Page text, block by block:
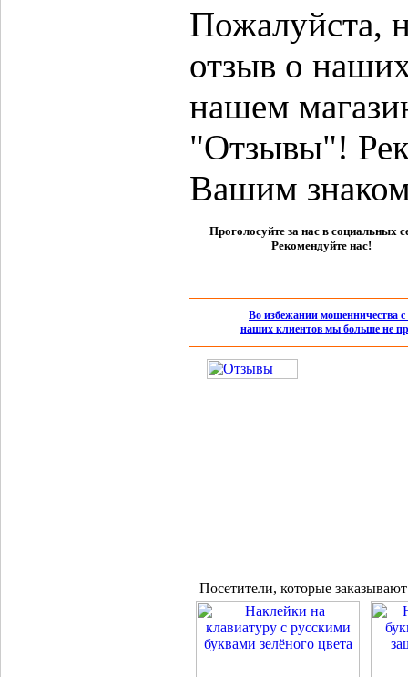
Пожалуйста,
отзыв о
нашем
"Отзывы"!
Вашим
Проголосуйте за нас в социальных
Рекомендуйте нас!
Во избежании мошенничества
наших клиентов мы больше не
Посетители, которые